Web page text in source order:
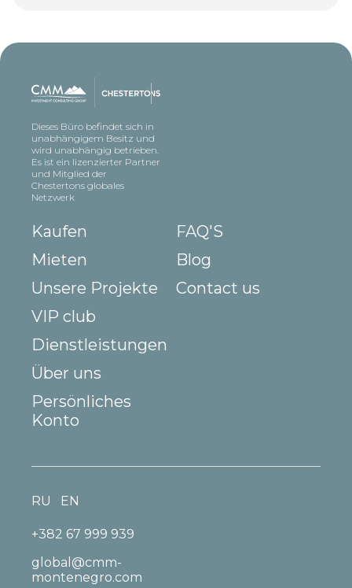
Dieses Büro befindet sich in
unabhängigem Besitz und
wird unabhängig betrieben.
Es ist ein lizenzierter Partner
und Mitglied der
Chestertons globales
Netzwerk
Kaufen
Mieten
Unsere Projekte
VIP club
Dienstleistungen
Über uns
FAQ'S
Blog
Contact us
Persönliches
Konto
+382 67 999 939
global@cmm-
montenegro.com
RU EN